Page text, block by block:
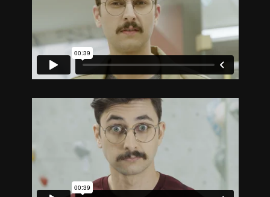
können wir zu dieser brennenden Frage
offen gestanden auch nicht sagen.